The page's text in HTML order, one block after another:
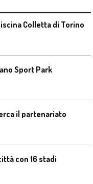
Colletta di Torino
Sport Park
il partenariato
con 16 stadi